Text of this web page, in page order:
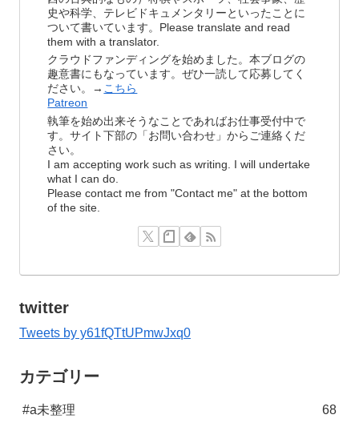
史や科学、テレビドキュメンタリーといったことに
ついて書いています。Please translate and read
them with a translator.
クラウドファンディングを始めました。本ブログの
趣意書にもなっています。ぜひ一読して応募してく
ださい。→ こちら
Patreon
執筆を始め出来そうなことであればお仕事受付中で
す。サイト下部の「お問い合わせ」からご連絡くだ
さい。
I am accepting work such as writing. I will undertake
what I can do.
Please contact me from "Contact me" at the bottom
of the site.
twitter
Tweets by y61fQTtUPmwJxq0
カテゴリー
#a未整理 68